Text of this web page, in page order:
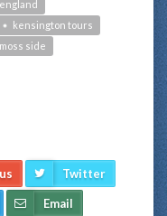
kensington tours
moss side
Twitter
Email